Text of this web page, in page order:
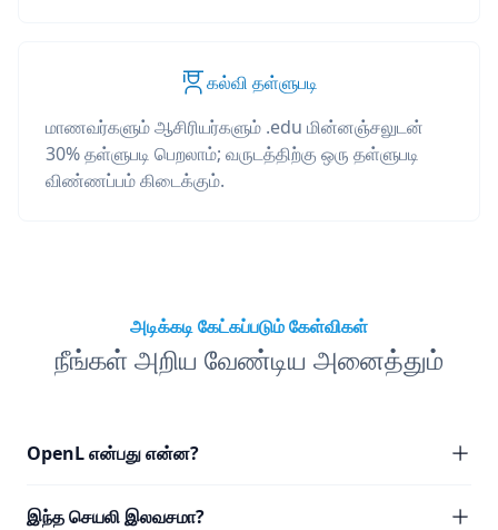
கல்வி தள்ளுபடி
மாணவர்களும் ஆசிரியர்களும் .edu மின்னஞ்சலுடன்
30% தள்ளுபடி பெறலாம்; வருடத்திற்கு ஒரு தள்ளுபடி
விண்ணப்பம் கிடைக்கும்.
அடிக்கடி கேட்கப்படும் கேள்விகள்
நீங்கள் அறிய வேண்டிய அனைத்தும்
OpenL என்பது என்ன?
இந்த செயலி இலவசமா?